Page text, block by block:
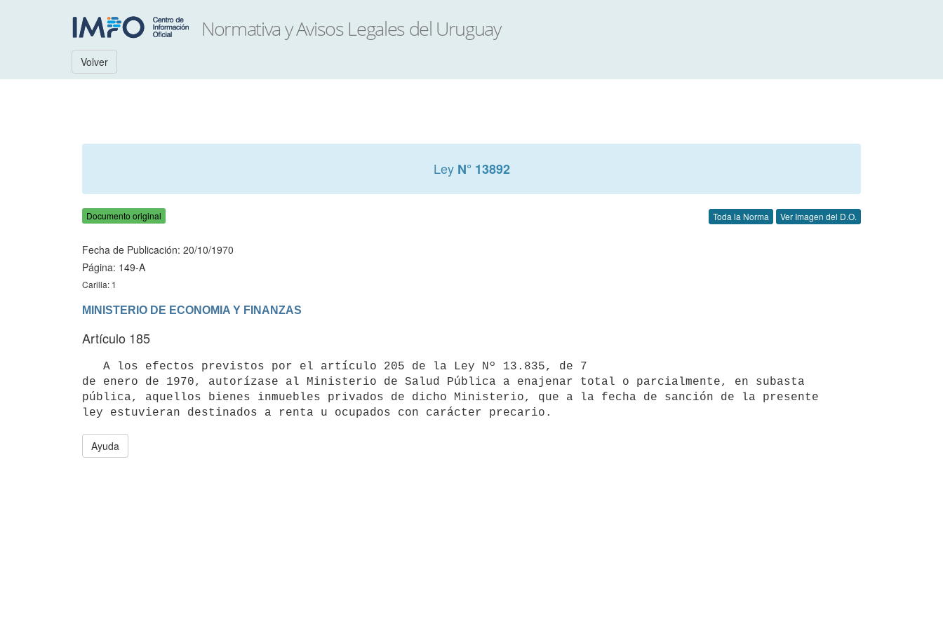
Volver
Ley N° 13892
Documento original Toda la Norma Ver Imagen del D.O.
Fecha de Publicación: 20/10/1970
Página: 149-A
Carilla: 1
MINISTERIO DE ECONOMIA Y FINANZAS
Artículo 185
de enero de 1970, autorízase al Ministerio de Salud Pública a enajenar total o parcialmente, en subasta
pública, aquellos bienes inmuebles privados de dicho Ministerio, que a la fecha de sanción de la presente
ley estuvieran destinados a renta u ocupados con carácter precario.
Ayuda